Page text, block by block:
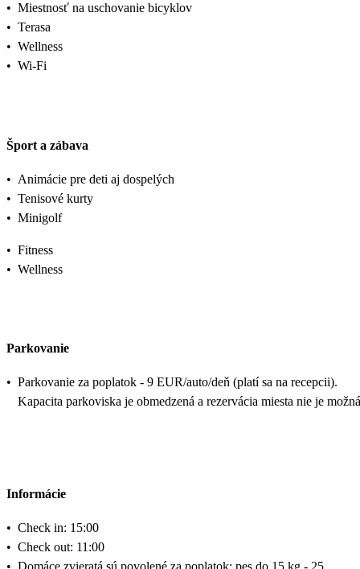
• Miestnosť na uschovanie bicyklov
• Terasa
• Wellness
• Wi-Fi
Šport a zábava
• Animácie pre deti aj dospelých
• Tenisové kurty
• Minigolf
• Fitness
• Wellness
Parkovanie
• Parkovanie za poplatok - 9 EUR/auto/deň (platí sa na recepcii).
Kapacita parkoviska je obmedzená a rezervácia miesta nie je
Informácie
• Check in: 15:00
• Check out: 11:00
• Domáce zvieratá sú povolené za poplatok: pes do 15 kg - 25